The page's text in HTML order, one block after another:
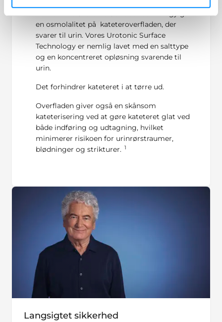
Den unikke Urotonic Surface Technology giver
en osmolalitet på kateteroverfladen, der
svarer til urin. Vores Urotonic Surface
Technology er nemlig lavet med en salttype
og en koncentreret opløsning svarende til
urin.
Det forhindrer kateteret i at tørre ud.
Overfladen giver også en skånsom
kateterisering ved at gøre kateteret glat ved
både indføring og udtagning, hvilket
minimerer risikoen for urinrørstraumer,
blødninger og strikturer. 1
Langsigtet sikkerhed